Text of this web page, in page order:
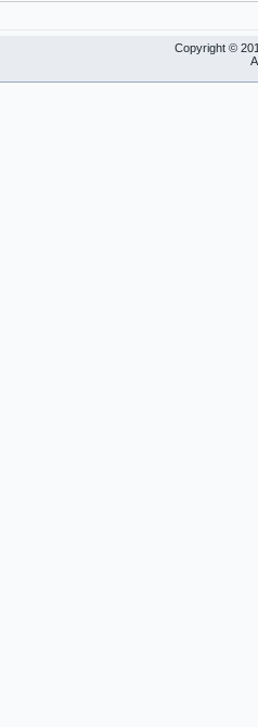
Copyright ©